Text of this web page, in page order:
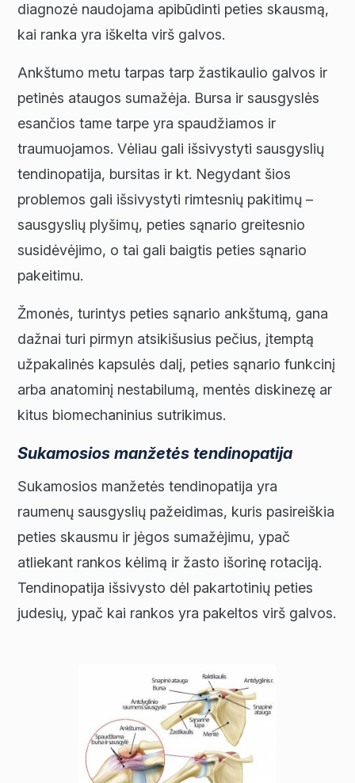
diagnozė naudojama apibūdinti peties skausmą,
kai ranka yra iškelta virš galvos.
Ankštumo metu tarpas tarp žastikaulio galvos ir
petinės ataugos sumažėja. Bursa ir sausgyslės
esančios tame tarpe yra spaudžiamos ir
traumuojamos. Vėliau gali išsivystyti sausgyslių
tendinopatija, bursitas ir kt. Negydant šios
problemos gali išsivystyti rimtesnių pakitimų –
sausgyslių plyšimų, peties sąnario greitesnio
susidėvėjimo, o tai gali baigtis peties sąnario
pakeitimu.
Žmonės, turintys peties sąnario ankštumą, gana
dažnai turi pirmyn atsikišusius pečius, įtemptą
užpakalinės kapsulės dalį, peties sąnario funkcinį
arba anatominį nestabilumą, mentės diskinezę ar
kitus biomechaninius sutrikimus.
Sukamosios manžetės tendinopatija
Sukamosios manžetės tendinopatija yra
raumenų sausgyslių pažeidimas, kuris pasireiškia
peties skausmu ir jėgos sumažėjimu, ypač
atliekant rankos kėlimą ir žasto išorinę rotaciją.
Tendinopatija išsivysto dėl pakartotinių peties
judesių, ypač kai rankos yra pakeltos virš galvos.